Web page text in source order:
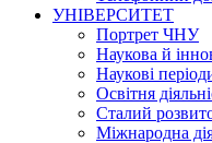
УНІВЕРСИТЕТ
Портрет ЧНУ
Наукова й
Наукові
Освітня
Сталий
Міжнародна